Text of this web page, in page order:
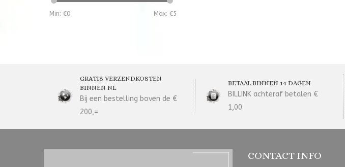
Min: €0 Max: €5
GRATIS VERZENDKOSTEN
BINNEN NL
Bij een bestelling boven de €
200,=
BETAAL BINNEN 14 DAGEN
BILLINK achteraf betalen €
1,00
CONTACT INFO